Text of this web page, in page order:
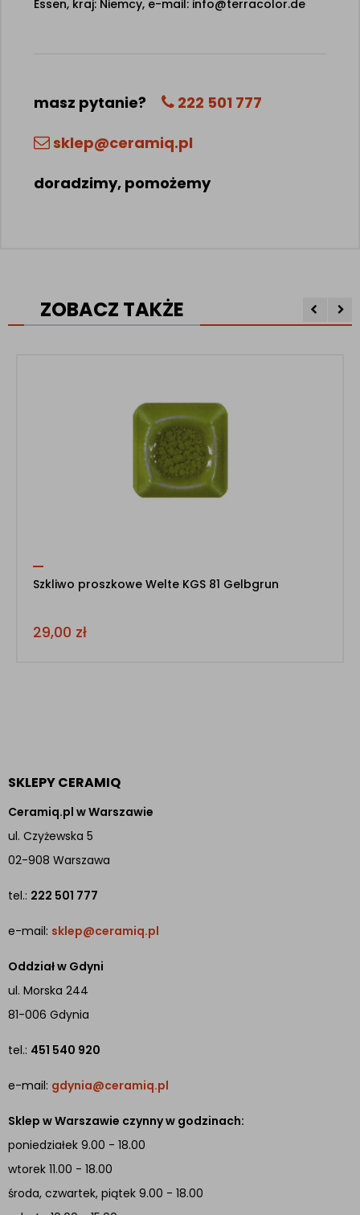
Essen, kraj: Niemcy, e-mail: info@terracolor.de
masz pytanie?
222 501 777
sklep@ceramiq.pl
doradzimy, pomożemy
ZOBACZ TAKŻE
Szkliwo proszkowe Welte KGS 81 Gelbgrun
29,00 zł
SKLEPY CERAMIQ
Ceramiq.pl w Warszawie
ul. Czyżewska 5
02-908 Warszawa
tel.: 222 501 777
e-mail: sklep@ceramiq.pl
Oddział w Gdyni
ul. Morska 244
81-006 Gdynia
tel.: 451 540 920
e-mail: gdynia@ceramiq.pl
Sklep w Warszawie czynny w godzinach:
poniedziałek 9.00 - 18.00
wtorek 11.00 - 18.00
środa, czwartek, piątek 9.00 - 18.00